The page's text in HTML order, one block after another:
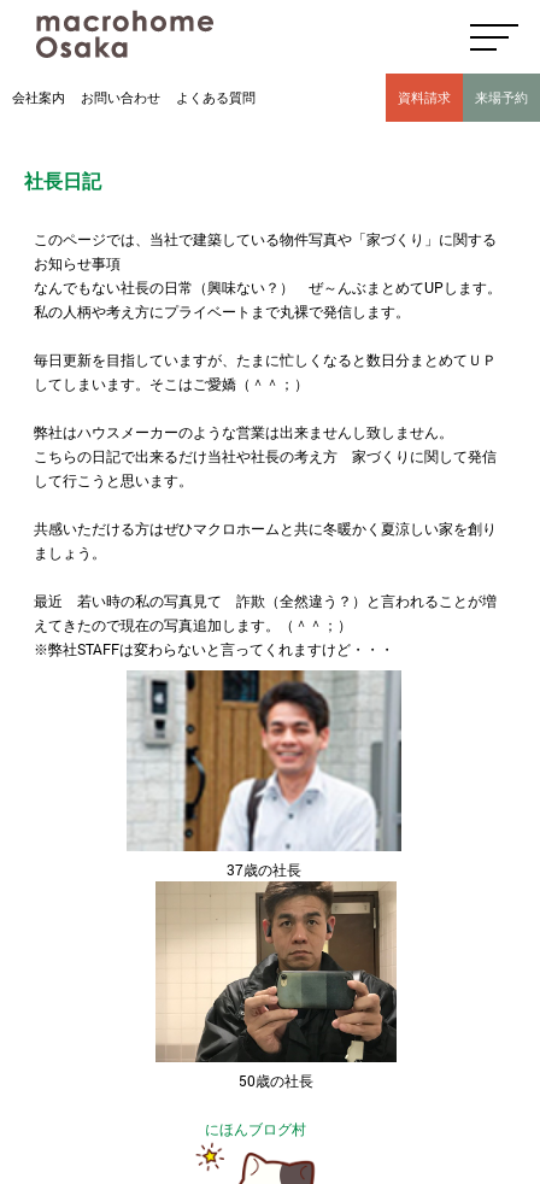
高気密高断熱住宅のマクロホーム大阪の社長日記(豊中市 モデルハウス有)
会社案内 お問い合わせ よくある質問 資料請求 来場予約
社長日記
このページでは、当社で建築している物件写真や「家づくり」に関する
お知らせ事項
なんでもない社長の日常（興味ない？） ぜ～んぶまとめてUPします。
私の人柄や考え方にプライベートまで丸裸で発信します。
毎日更新を目指していますが、たまに忙しくなると数日分まとめてＵＰ
してしまいます。そこはご愛嬌（＾＾；）
弊社はハウスメーカーのような営業は出来ませんし致しません。
こちらの日記で出来るだけ当社や社長の考え方 家づくりに関して発信
して行こうと思います。
共感いただける方はぜひマクロホームと共に冬暖かく夏涼しい家を創り
ましょう。
最近 若い時の私の写真見て 詐欺（全然違う？）と言われることが増
えてきたので現在の写真追加します。（＾＾；）
※弊社STAFFは変わらないと言ってくれますけど・・・
37歳の社長
50歳の社長
にほんブログ村